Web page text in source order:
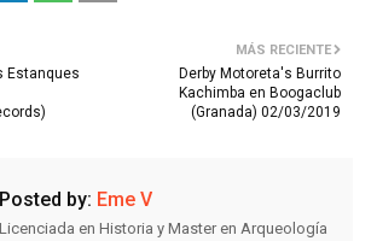
MÁS RECIENTE
Derby Motoreta's Burrito
Kachimba en Boogaclub
(Granada) 02/03/2019
Estanques
Posted by: Eme V
Licenciada en Historia y Master en Arqueología